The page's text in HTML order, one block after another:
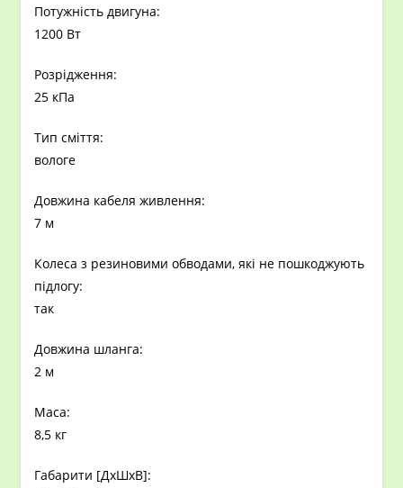
Потужність двигуна:
1200 Вт
Розрідження:
25 кПа
Тип сміття:
вологе
Довжина кабеля живлення:
7 м
Колеса з резиновими обводами, які не пошкоджують
підлогу:
так
Довжина шланга:
2 м
Маса:
8,5 кг
Габарити [ДxШхВ]: